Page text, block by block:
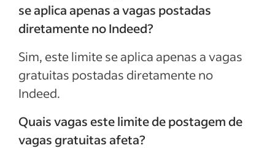
se aplica apenas a vagas postadas
diretamente no Indeed?
Sim, este limite se aplica apenas a vagas
gratuitas postadas diretamente no
Indeed.
Quais vagas este limite de postagem de
vagas gratuitas afeta?